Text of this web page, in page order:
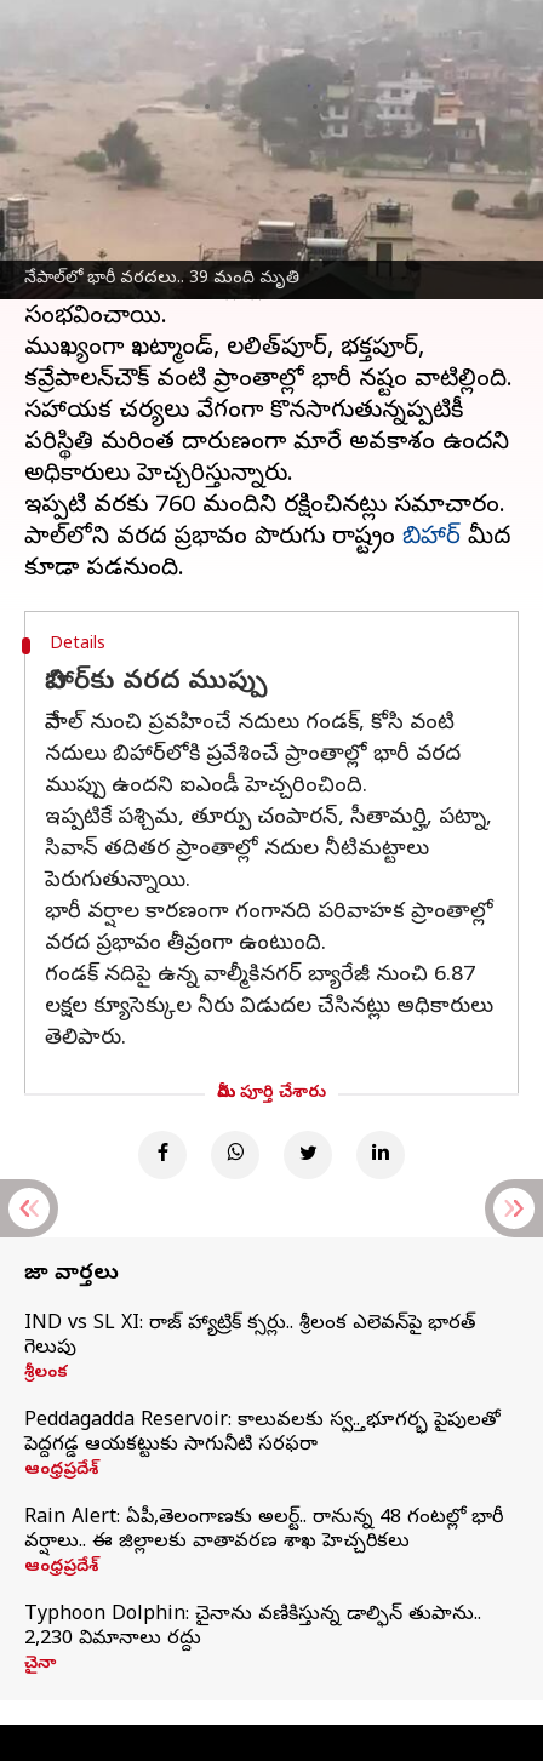
నేపాల్‌లో భారీ వరదలు.. 39 మంది మృతి
Floods: నేపాల్‌లో భారీ వరదలు.. 39
వ్రాసిన వారు Jayachandra Akuri Sep 28, 2024 04:28 pm
ఈ వార్తాకథనం ఏంటి
నేపాల్‌
లో భారీ వర్షాల కారణంగా 39 మంది మృతి
చెందగా, 11 మంది గల్లంతైనట్లు అధికారులు. ఆ
దేశంలోని ఎనిమిది జిల్లాల్లో భారీగా వరదలు
సంభవించాయి.
ముఖ్యంగా ఖట్మాండ్, లలిత్‌పూర్, భక్తపూర్,
కవ్రేపాలన్‌చౌక్ వంటి ప్రాంతాల్లో భారీ నష్టం వాటిల్లింది.
సహాయక చర్యలు వేగంగా కొనసాగుతున్నప్పటికీ
పరిస్థితి మరింత దారుణంగా మారే అవకాశం ఉందని
అధికారులు హెచ్చరిస్తున్నారు.
ఇప్పటి వరకు 760 మందిని రక్షించినట్లు సమాచారం.
నేపాల్‌లోని వరద ప్రభావం పొరుగు రాష్ట్రం బిహార్‌ మీద
Details
బిహార్‌కు వరద ముప్పు
నేపాల్ నుంచి ప్రవహించే నదులు గండక్‌, కోసి వంటి
నదులు బిహార్‌లోకి ప్రవేశించే ప్రాంతాల్లో భారీ వరద
ముప్పు ఉందని ఐఎండీ హెచ్చరించింది.
ఇప్పటికే పశ్చిమ, తూర్పు చంపారన్, సీతామర్హి, పట్నా,
సివాన్ తదితర ప్రాంతాల్లో నదుల నీటిమట్టాలు
పెరుగుతున్నాయి.
భారీ వర్షాల కారణంగా గంగానది పరివాహక ప్రాంతాల్లో
వరద ప్రభావం తీవ్రంగా ఉంటుంది.
గండక్ నదిపై ఉన్న వాల్మీకినగర్ బ్యారేజీ నుంచి 6.87
లక్షల క్యూసెక్కుల నీరు విడుదల చేసినట్లు అధికారులు
తెలిపారు.
మీరు పూర్తి చేశారు
తాజా వార్తలు
IND vs SL XI: సిరాజ్‌ హ్యాట్రిక్‌ సిక్సర్లు.. శ్రీలంక ఎలెవన్‌పై భారత్‌
గెలుపు
శ్రీలంక
Peddagadda Reservoir: కాలువలకు స్వస్తి.. భూగర్భ పైపులతో
పెద్దగడ్డ ఆయకట్టుకు సాగునీటి సరఫరా
ఆంధ్రప్రదేశ్
Rain Alert: ఏపీ,తెలంగాణకు అలర్ట్.. రానున్న 48 గంటల్లో భారీ
వర్షాలు.. ఈ జిల్లాలకు వాతావరణ శాఖ హెచ్చరికలు
ఆంధ్రప్రదేశ్
Typhoon Dolphin: చైనాను వణికిస్తున్న డాల్ఫిన్‌ తుపాను..
2,230 విమానాలు రద్దు
చైనా